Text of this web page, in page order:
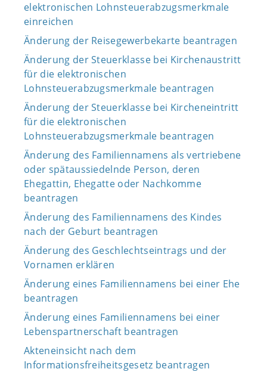
elektronischen Lohnsteuerabzugsmerkmale
einreichen
Änderung der Reisegewerbekarte beantragen
Änderung der Steuerklasse bei Kirchenaustritt
für die elektronischen
Lohnsteuerabzugsmerkmale beantragen
Änderung der Steuerklasse bei Kircheneintritt
für die elektronischen
Lohnsteuerabzugsmerkmale beantragen
Änderung des Familiennamens als vertriebene
oder spätaussiedelnde Person, deren
Ehegattin, Ehegatte oder Nachkomme
beantragen
Änderung des Familiennamens des Kindes
nach der Geburt beantragen
Änderung des Geschlechtseintrags und der
Vornamen erklären
Änderung eines Familiennamens bei einer Ehe
beantragen
Änderung eines Familiennamens bei einer
Lebenspartnerschaft beantragen
Akteneinsicht nach dem
Informationsfreiheitsgesetz beantragen